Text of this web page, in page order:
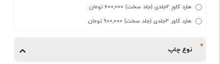
هارد کاور 2جلدی (جلد سخت) 600,000 تومان
هارد کاور 3جلدی (جلد سخت) 900,000 تومان
نوع چاپ